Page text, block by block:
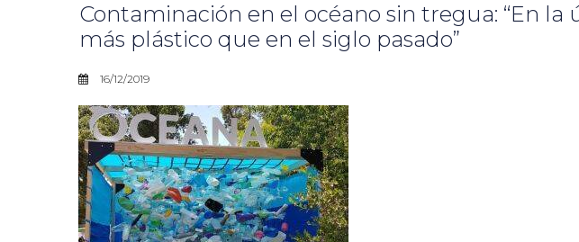
Contaminación en el océano sin tregua: “En
más plástico que en el siglo pasado”
16/12/2019